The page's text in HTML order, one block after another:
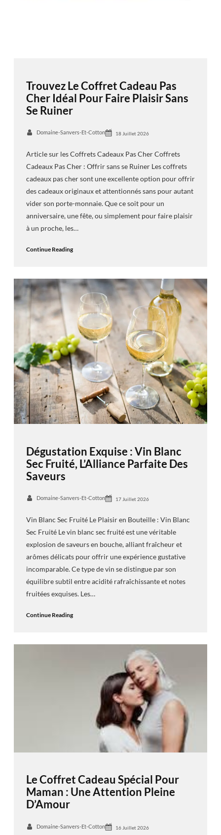
Trouvez Le Coffret Cadeau Pas
Cher Idéal Pour Faire Plaisir Sans
Se Ruiner
Domaine-Sanvers-Et-Cotton 18 Juillet 2026
Article sur les Coffrets Cadeaux Pas Cher Coffrets
Cadeaux Pas Cher : Offrir sans se Ruiner Les coffrets
cadeaux pas cher sont une excellente option pour offrir
des cadeaux originaux et attentionnés sans pour autant
vider son porte-monnaie. Que ce soit pour un
anniversaire, une fête, ou simplement pour faire plaisir
à un proche, les…
Continue Reading
Dégustation Exquise : Vin Blanc
Sec Fruité, L’Alliance Parfaite Des
Saveurs
Domaine-Sanvers-Et-Cotton 17 Juillet 2026
Vin Blanc Sec Fruité Le Plaisir en Bouteille : Vin Blanc
Sec Fruité Le vin blanc sec fruité est une véritable
explosion de saveurs en bouche, alliant fraîcheur et
arômes délicats pour offrir une expérience gustative
incomparable. Ce type de vin se distingue par son
équilibre subtil entre acidité rafraîchissante et notes
fruitées exquises. Les…
Continue Reading
Le Coffret Cadeau Spécial Pour
Maman : Une Attention Pleine
D’Amour
Domaine-Sanvers-Et-Cotton 16 Juillet 2026